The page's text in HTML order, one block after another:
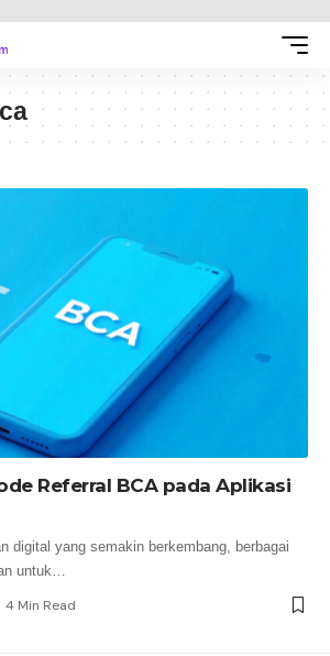
Referral BCA pada Aplikasi
digital yang semakin berkembang, berbagai
untuk
4 Min Read